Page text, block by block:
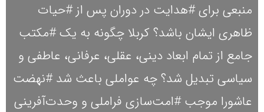
منبعی برای #هدایت در دوران پس از #حیات
ظاهری ایشان باشد؟ کربلا چگونه به یک #مکتب
جامع از تمام ابعاد دینی، عقلی، عرفانی، عاطفی و
سیاسی تبدیل شد؟ چه عواملی باعث شد #نهضت
عاشورا موجب #امت‌سازی فراملی و وحدت‌آفرینی